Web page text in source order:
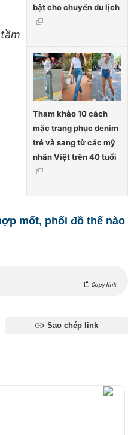
bật cho chuyến du lịch
Tham khảo 10 cách
mặc trang phục denim
trẻ và sang từ các mỹ
nhân Việt trên 40 tuổi
mốt, phối đồ thế nào
Copy link
Sao chép link